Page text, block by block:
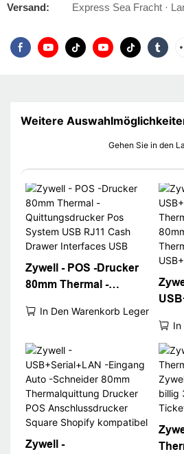
Versand:
Express Sea Fracht ·
Weitere
Gehen Sie in den
Zywell - POS -Drucker
80mm Thermal -
System USB RJ11
USB
In Den Warenkorb Legen
In
Zywell -